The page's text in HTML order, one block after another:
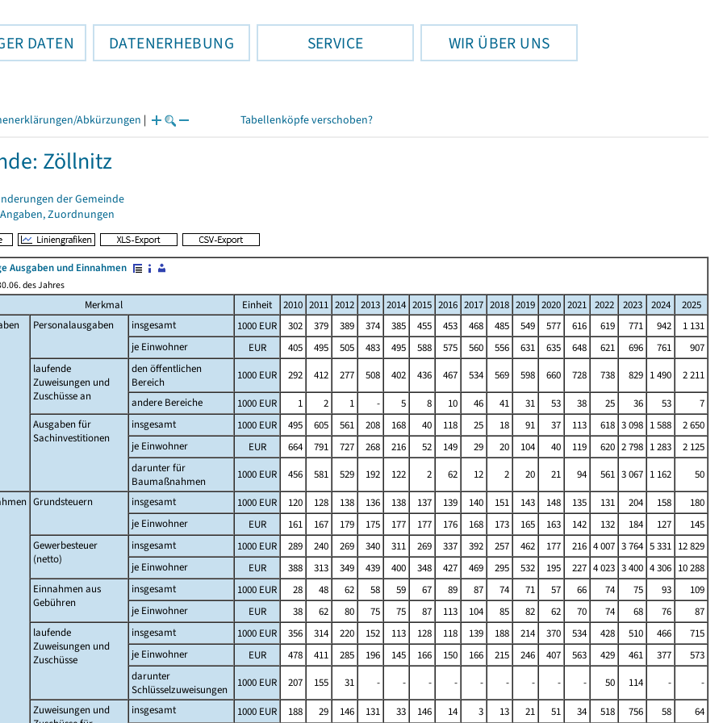
DATEN DATENERHEBUNG SERVICE WIR ÜBER UNS
Abkürzungen | Tabellenköpfe verschoben?
Zöllnitz
der Gemeinde
Zuordnungen
Ausgaben und Einnahmen
des Jahres
Merkmal Einheit 2010 2011 2012 2013 2014 2015 2016 2017 2018 2019 2020 2021 2022 2023 2024
2025
Personalausgaben insgesamt 1000 EUR 302 379 389 374 385 455 453 468 485 549 577 616 619 771 942
1 131
je Einwohner
EUR 405 495 505 483 495 588 575 560 556 631 635 648 621 696 761
907
laufende
Zuweisungen und
Zuschüsse an
den öffentlichen
Bereich
1000 EUR 292 412 277 508 402 436 467 534 569 598 660 728 738 829 1 490
2 211
andere Bereiche
1000 EUR 1 2 1 - 5 8 10 46 41 31 53 38 25 36 53
7
Ausgaben für
Sachinvestitionen
insgesamt 1000 EUR 495 605 561 208 168 40 118 25 18 91 37 113 618 3 098 1 588
2 650
je Einwohner
EUR 664 791 727 268 216 52 149 29 20 104 40 119 620 2 798 1 283
2 125
darunter für
Baumaßnahmen
1000 EUR 456 581 529 192 122 2 62 12 2 20 21 94 561 3 067 1 162
50
Grundsteuern insgesamt 1000 EUR 120 128 138 136 138 137 139 140 151 143 148 135 131 204 158
180
je Einwohner
EUR 161 167 179 175 177 177 176 168 173 165 163 142 132 184 127
145
Gewerbesteuer
(netto)
insgesamt 1000 EUR 289 240 269 340 311 269 337 392 257 462 177 216 4 007 3 764 5 331 12 829
je Einwohner
EUR 388 313 349 439 400 348 427 469 295 532 195 227 4 023 3 400 4 306 10 288
Einnahmen aus
Gebühren
insgesamt 1000 EUR 28 48 62 58 59 67 89 87 74 71 57 66 74 75 93
109
je Einwohner
EUR 38 62 80 75 75 87 113 104 85 82 62 70 74 68 76
87
laufende
Zuweisungen und
Zuschüsse
insgesamt 1000 EUR 356 314 220 152 113 128 118 139 188 214 370 534 428 510 466
715
je Einwohner
EUR 478 411 285 196 145 166 150 166 215 246 407 563 429 461 377
573
darunter
Schlüsselzuweisungen
1000 EUR 207 155 31 - - - - - - - - - 50 114 -
-
Zuweisungen und
insgesamt 1000 EUR 188 29 146 131 33 146 14 3 13 21 51 34 518 756 58 64